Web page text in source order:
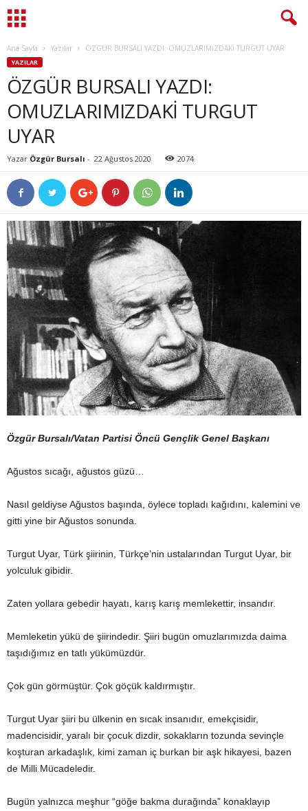
Ana Sayfa Yazılar ÖZGÜR BURSALI YAZDI: OMUZLARIMIZDAKİ TURGUT UYAR
YAZILAR
ÖZGÜR BURSALI YAZDI:
OMUZLARIMIZDAKİ TURGUT
UYAR
Yazar Özgür Bursalı - 22 Ağustos 2020 2074
Özgür Bursalı/Vatan Partisi Öncü Gençlik Genel Başkanı
Ağustos sıcağı, ağustos güzü…
Nasıl geldiyse Ağustos başında, öylece topladı kağıdını, kalemini ve
gitti yine bir Ağustos sonunda.
Turgut Uyar, Türk şiirinin, Türkçe’nin ustalarından Turgut Uyar, bir
yolculuk gibidir.
Zaten yollara gebedir hayatı, karış karış memlekettir, insandır.
Memleketin yükü de şiirindedir. Şiiri bugün omuzlarımızda daima
taşıdığımız en tatlı yükümüzdür.
Çok gün görmüştür. Çok göçük kaldırmıştır.
Turgut Uyar şiiri bu ülkenin en sıcak insanıdır, emekçisidir,
madencisidir, yaralı bir çocuk dizdir, sokakların tozunda sevinçle
koşturan arkadaşlık, kimi zaman iç burkan bir aşk hikayesi, bazen
de Milli Mücadeledir.
Bugün yalnızca meşhur “göğe bakma durağında” konaklayıp